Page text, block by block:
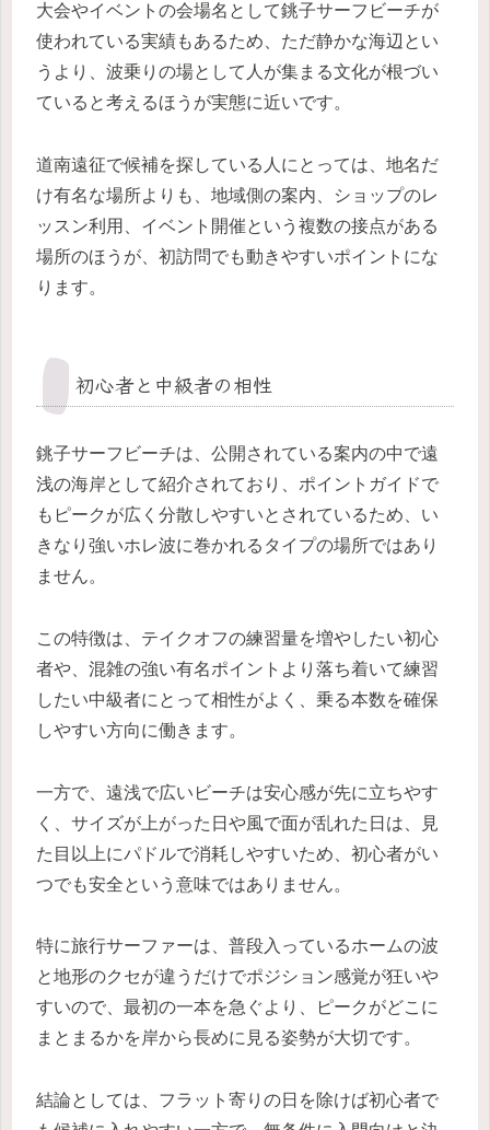
大会やイベントの会場名として銚子サーフビーチが
使われている実績もあるため、ただ静かな海辺とい
うより、波乗りの場として人が集まる文化が根づい
ていると考えるほうが実態に近いです。
道南遠征で候補を探している人にとっては、地名だ
け有名な場所よりも、地域側の案内、ショップのレ
ッスン利用、イベント開催という複数の接点がある
場所のほうが、初訪問でも動きやすいポイントにな
ります。
初心者と中級者の相性
銚子サーフビーチは、公開されている案内の中で遠
浅の海岸として紹介されており、ポイントガイドで
もピークが広く分散しやすいとされているため、い
きなり強いホレ波に巻かれるタイプの場所ではあり
ません。
この特徴は、テイクオフの練習量を増やしたい初心
者や、混雑の強い有名ポイントより落ち着いて練習
したい中級者にとって相性がよく、乗る本数を確保
しやすい方向に働きます。
一方で、遠浅で広いビーチは安心感が先に立ちやす
く、サイズが上がった日や風で面が乱れた日は、見
た目以上にパドルで消耗しやすいため、初心者がい
つでも安全という意味ではありません。
特に旅行サーファーは、普段入っているホームの波
と地形のクセが違うだけでポジション感覚が狂いや
すいので、最初の一本を急ぐより、ピークがどこに
まとまるかを岸から長めに見る姿勢が大切です。
結論としては、フラット寄りの日を除けば初心者で